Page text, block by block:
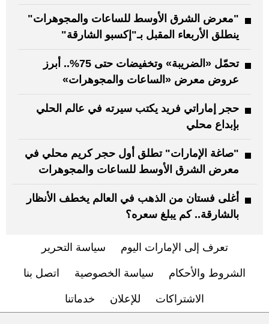
"معرض الشرق الأوسط للساعات والمجوهرات"
ينطلق الأربعاء المقبل بـ"إكسبو الشارقة"
تحمّل «الضريبة» وتخفيضات حتى 75%.. أبرز
عروض معرض «الساعات والمجوهرات»
حجر إماراتي فريد يكتب سيرته في عالم الحلي
بإبداع محلي
"صاغة الإمارات" تطلق أول حجر كريم محلي في
معرض الشرق الأوسط للساعات والمجوهرات
أغلى فستان من الذهب في العالم يخطف الأنظار
بالشارقة.. كم يبلغ سعره؟
تعرف إلى الإمارات اليوم سياسة التحرير
الشروط والأحكام سياسة الخصوصية اتصل بنا
الاشتراكات للإعلان خدماتنا